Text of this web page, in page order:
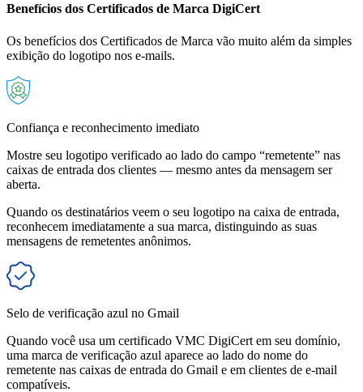
Benefícios dos Certificados de Marca DigiCert
Os benefícios dos Certificados de Marca vão muito além da simples
exibição do logotipo nos e-mails.
Confiança e reconhecimento imediato
Mostre seu logotipo verificado ao lado do campo “remetente” nas
caixas de entrada dos clientes — mesmo antes da mensagem ser
aberta.
Quando os destinatários veem o seu logotipo na caixa de entrada,
reconhecem imediatamente a sua marca, distinguindo as suas
mensagens de remetentes anônimos.
Selo de verificação azul no Gmail
Quando você usa um certificado VMC DigiCert em seu domínio,
uma marca de verificação azul aparece ao lado do nome do
remetente nas caixas de entrada do Gmail e em clientes de e-mail
compatíveis.